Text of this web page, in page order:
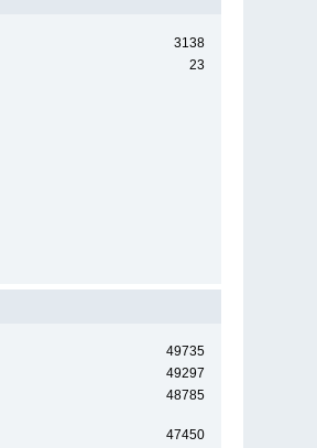
3138
23
49735
49297
48785
47450